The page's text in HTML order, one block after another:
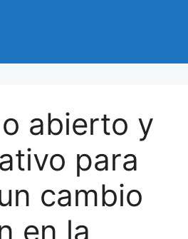
abierto y
para
cambio
en la